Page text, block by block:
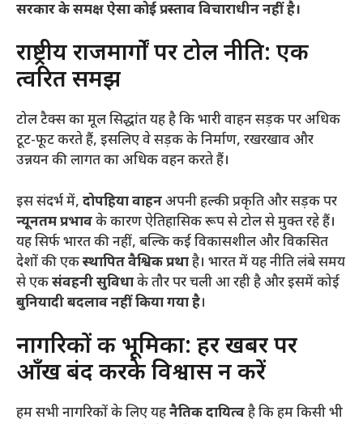
सरकार के समक्ष ऐसा कोई प्रस्ताव विचाराधीन नहीं है।
​राष्ट्रीय राजमार्गों पर टोल नीति: एक
त्वरित समझ
​टोल टैक्स का मूल सिद्धांत यह है कि भारी वाहन सड़क पर अधिक
टूट-फूट करते हैं, इसलिए वे सड़क के निर्माण, रखरखाव और
उन्नयन की लागत का अधिक वहन करते हैं।
​इस संदर्भ में, दोपहिया वाहनअपनी हल्की प्रकृति और सड़क पर
न्यूनतम प्रभावके कारण ऐतिहासिक रूप से टोल से मुक्त रहे हैं।
यह सिर्फ भारत की नहीं, बल्कि कई विकासशील और विकसित
देशों की एकस्थापित वैश्विक प्रथाहै। भारत में यह नीति लंबे समय
से एकसंवहनी सुविधाके तौर पर चली आ रही है और इसमें कोई
बुनियादी बदलाव नहीं किया गया है।
​नागरिकों की भूमिका: हर खबर पर
आँख बंद करके विश्वास न करें
​हम सभी नागरिकों के लिए यहनैतिक दायित्वहै कि हम किसी भी